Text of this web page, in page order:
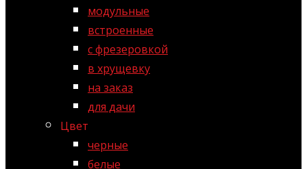
модульные
встроенные
с фрезеровкой
в хрущевку
на заказ
для дачи
Цвет
черные
белые